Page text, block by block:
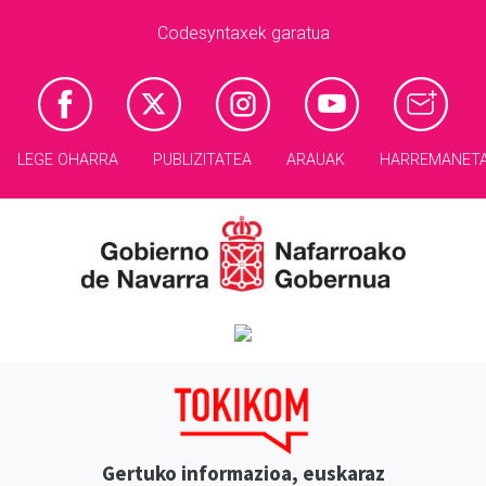
Codesyntaxek garatua
LEGE OHARRA PUBLIZITATEA ARAUAK
Gertuko informazioa, euskaraz